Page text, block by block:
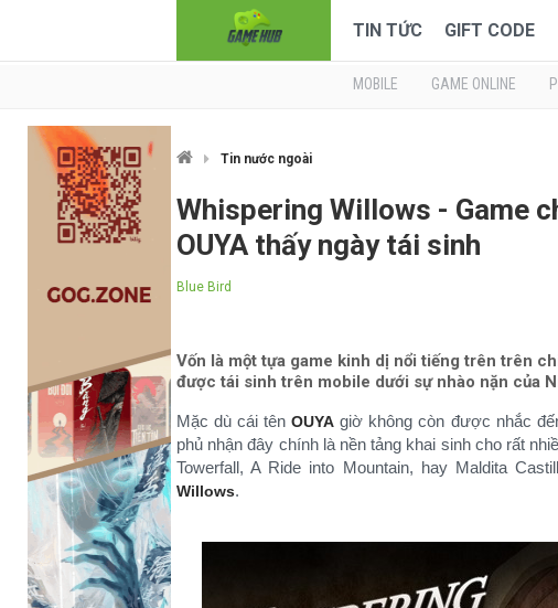
TIN TỨC GIFT CODE
MOBILE GAME ONLINE
Tin nước ngoài
Whispering Willows - Game
OUYA thấy ngày tái sinh
Blue Bird
Vốn là một tựa game kinh dị nổi tiếng trên trên
được tái sinh trên mobile dưới sự nhào nặn của
Mặc dù cái tênOUYA giờ không còn được nhắc
phủ nhận đây chính là nền tảng khai sinh cho rất
Towerfall, A Ride into Mountain, hay Maldita
Willows.